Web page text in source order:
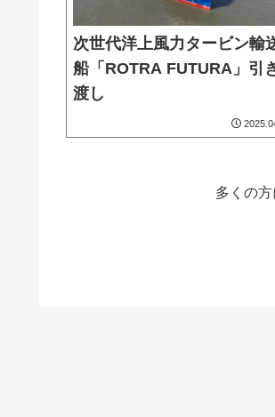
次世代洋上風力タービン輸
船「ROTRA FUTURA」引
渡し
多くの